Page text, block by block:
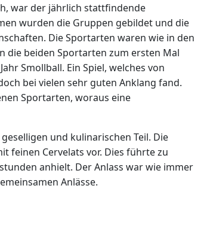
war der jährlich stattfindende
wurden die Gruppen gebildet und die
Die Sportarten waren wie in den
die beiden Sportarten zum ersten Mal
Smollball. Ein Spiel, welches von
bei vielen sehr guten Anklang fand.
Sportarten, woraus eine
und kulinarischen Teil. Die
feinen Cervelats vor. Dies führte zu
anhielt. Der Anlass war wie immer
Anlässe.